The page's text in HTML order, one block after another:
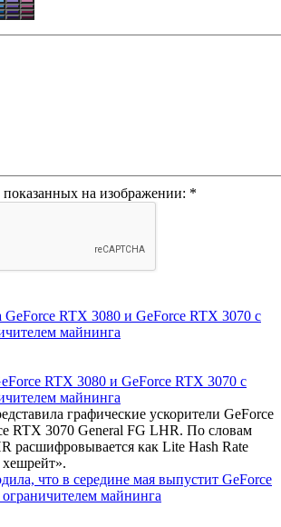
показанных на изображении: *
RTX 3080 и GeForce RTX 3070 с
майнинга
графические ускорители GeForce
RTX 3070 General FG LHR. По словам
расшифровывается как Lite Hash Rate